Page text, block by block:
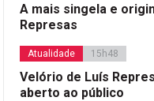
A mais singela e
Represas
Atualidade 15h48
Velório de Luís
aberto ao público